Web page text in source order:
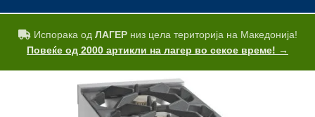
Испорака од ЛАГЕРниз цела територија на Македонија!
Повеќе од 2000 артикли на лагер во секое време! →